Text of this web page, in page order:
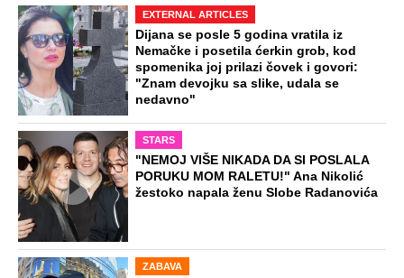
EXTERNAL ARTICLES
Dijana se posle 5 godina vratila iz
Nemačke i posetila ćerkin grob, kod
spomenika joj prilazi čovek i govori:
"Znam devojku sa slike, udala se
nedavno"
STARS
"NEMOJ VIŠE NIKADA DA SI POSLALA
PORUKU MOM RALETU!" Ana Nikolić
žestoko napala ženu Slobe Radanovića
ZABAVA